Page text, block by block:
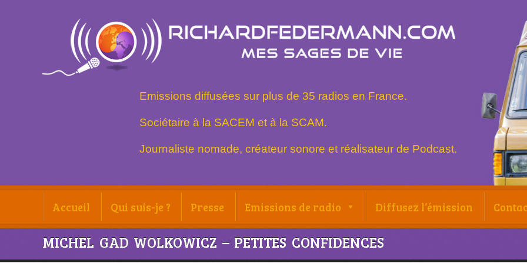
Emissions diffusées sur plus de 35 radios en France.
Sociétaire à la SACEM et à la SCAM.
Journaliste nomade, créateur sonore et réalisateur de Podcast.
Accueil Qui suis-je ? Presse Emissions de radio Diffusez l’émission
MICHEL GAD WOLKOWICZ – PETITES CONFIDENCES